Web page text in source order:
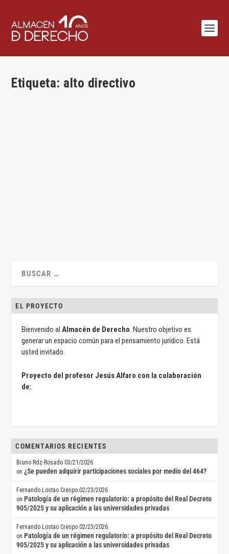
Etiqueta: alto directivo
EL PROYECTO
Bienvenido alAlmacén de Derecho. Nuestro objetivo es
generar un espacio común para el pensamiento jurídico. Está
usted invitado.
Proyecto del profesor Jesús Alfaro con la colaboración
de:
COMENTARIOS RECIENTES
Bruno Rdz-Rosado 03/21/2026
on¿Se pueden adquirir participaciones sociales por medio del 464?
Fernando Lostao Crespo 02/23/2026
on Patología de un régimen regulatorio: a propósito del Real Decreto
905/2025 y su aplicación a las universidades privadas
Fernando Lostao Crespo 02/23/2026
on Patología de un régimen regulatorio: a propósito del Real Decreto
905/2025 y su aplicación a las universidades privadas